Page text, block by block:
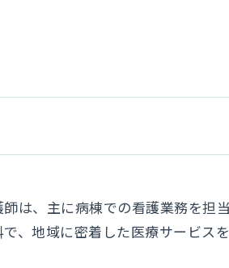
は、主に病棟での看護業務を担
、地域に密着した医療サービスを